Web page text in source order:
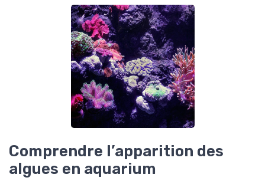
Comprendre l’apparition des
algues en aquarium